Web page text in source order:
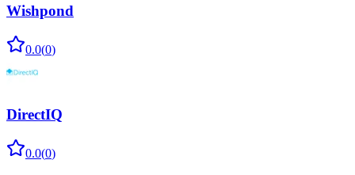
Wishpond
0.0(0)
DirectIQ
0.0(0)